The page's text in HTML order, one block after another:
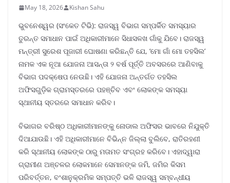
May 18, 2026 Kishan Sahu
ଭୁବନେଶ୍ୱର (ସଂକେତ ଟିଭି): ରାଜସ୍ୱ ବିଭାଗ ସମ୍ପର୍କିତ ସମସ୍ୟାର
ତୁରନ୍ତ ସମାଧାନ ପାଇଁ ଅଧିକାରୀମାନେ ସିଧାସଳଖ ଗାଁକୁ ଯିବେ। ରାଜସ୍ୱ
ମନ୍ତ୍ରୀ ସୁରେଶ ପୂଜାରୀ ଘୋଷଣା କରିଛନ୍ତି ଯେ, ‘ମୋ ଗାଁ ମୋ ତହସିଲ’
ନାମକ ଏକ ନୂଆ ଯୋଜନା ଆସନ୍ତା ୨ ବର୍ଷ ପୂର୍ତ୍ତି ଅବସରରେ ଆଣିବାକୁ
ବିଭାଗ ପଦକ୍ଷେପ ନେଉଛି। ଏହି ଯୋଜନା ଅନ୍ତର୍ଗତ ତହସିଲ
ଅଫିସଗୁଡ଼ିକ ଗ୍ରାମସ୍ତରରେ ପହଞ୍ଚିବ ଏବଂ ଲୋକଙ୍କ ସମସ୍ୟା
ସ୍ଥାନୀୟ ସ୍ତରରେ ସମାଧାନ କରିବ।
ବିଭାଗର ବରିଷ୍ଠ ଅଧିକାରୀମାନଙ୍କୁ ନୋଡାଲ ଅଫିସର ଭାବରେ ନିଯୁକ୍ତି
ଦିଆଯାଉଛି। ଏହି ଅଧିକାରୀମାନେ ବିଭିନ୍ନ ଜିଲ୍ଲା ବୁଲିବେ, ରାତିରହଣୀ
କରି ସ୍ଥାନୀୟ ଲୋକଙ୍କ ଠାରୁ ମତାମତ ସଂଗ୍ରହ କରିବେ। ଏହାଦ୍ୱାରା
ଗ୍ରାମୀଣ ଅଞ୍ଚଳର ଲୋକମାନେ ସେମାନଙ୍କ ଜମି, ଜମିର କିସମ
ପରିବର୍ତ୍ତନ, ବଂଶାନୁକ୍ରମିକ ସମ୍ପତ୍ତି ଭଳି ରାଜସ୍ୱ ସମ୍ବନ୍ଧୀୟ